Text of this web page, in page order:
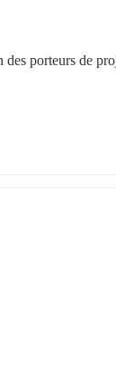
des porteurs de